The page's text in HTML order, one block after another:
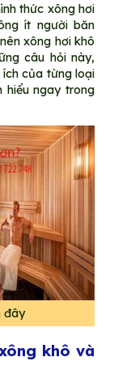
thức xông hơi
ít người băn
xông hơi khô
câu hỏi này,
của từng loại
hiểu ngay trong
đây
khô và